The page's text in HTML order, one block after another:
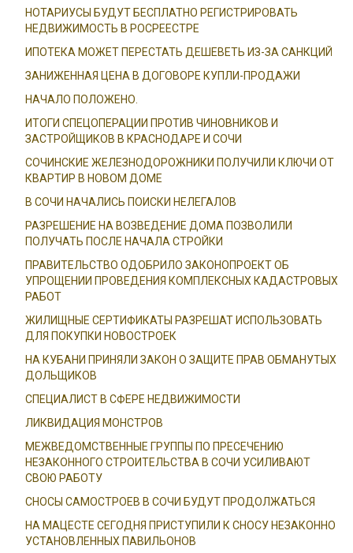
НОТАРИУСЫ БУДУТ БЕСПЛАТНО РЕГИСТРИРОВАТЬ
НЕДВИЖИМОСТЬ В РОСРЕЕСТРЕ
ИПОТЕКА МОЖЕТ ПЕРЕСТАТЬ ДЕШЕВЕТЬ ИЗ-ЗА САНКЦИЙ
ЗАНИЖЕННАЯ ЦЕНА В ДОГОВОРЕ КУПЛИ-ПРОДАЖИ
НАЧАЛО ПОЛОЖЕНО.
ИТОГИ СПЕЦОПЕРАЦИИ ПРОТИВ ЧИНОВНИКОВ И
ЗАСТРОЙЩИКОВ В КРАСНОДАРЕ И СОЧИ
СОЧИНСКИЕ ЖЕЛЕЗНОДОРОЖНИКИ ПОЛУЧИЛИ КЛЮЧИ ОТ
КВАРТИР В НОВОМ ДОМЕ
В СОЧИ НАЧАЛИСЬ ПОИСКИ НЕЛЕГАЛОВ
РАЗРЕШЕНИЕ НА ВОЗВЕДЕНИЕ ДОМА ПОЗВОЛИЛИ
ПОЛУЧАТЬ ПОСЛЕ НАЧАЛА СТРОЙКИ
ПРАВИТЕЛЬСТВО ОДОБРИЛО ЗАКОНОПРОЕКТ ОБ
УПРОЩЕНИИ ПРОВЕДЕНИЯ КОМПЛЕКСНЫХ КАДАСТРОВЫХ
РАБОТ
ЖИЛИЩНЫЕ СЕРТИФИКАТЫ РАЗРЕШАТ ИСПОЛЬЗОВАТЬ
ДЛЯ ПОКУПКИ НОВОСТРОЕК
НА КУБАНИ ПРИНЯЛИ ЗАКОН О ЗАЩИТЕ ПРАВ ОБМАНУТЫХ
ДОЛЬЩИКОВ
СПЕЦИАЛИСТ В СФЕРЕ НЕДВИЖИМОСТИ
ЛИКВИДАЦИЯ МОНСТРОВ
МЕЖВЕДОМСТВЕННЫЕ ГРУППЫ ПО ПРЕСЕЧЕНИЮ
НЕЗАКОННОГО СТРОИТЕЛЬСТВА В СОЧИ УСИЛИВАЮТ
СВОЮ РАБОТУ
СНОСЫ САМОСТРОЕВ В СОЧИ БУДУТ ПРОДОЛЖАТЬСЯ
НА МАЦЕСТЕ СЕГОДНЯ ПРИСТУПИЛИ К СНОСУ НЕЗАКОННО
УСТАНОВЛЕННЫХ ПАВИЛЬОНОВ